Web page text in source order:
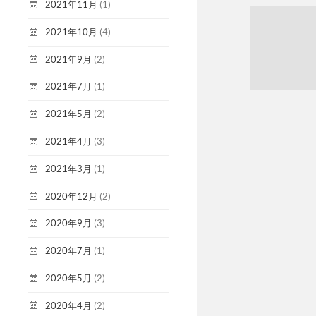
2021年11月 (1)
2021年10月 (4)
2021年9月 (2)
2021年7月 (1)
2021年5月 (2)
2021年4月 (3)
2021年3月 (1)
2020年12月 (2)
2020年9月 (3)
2020年7月 (1)
2020年5月 (2)
2020年4月 (2)